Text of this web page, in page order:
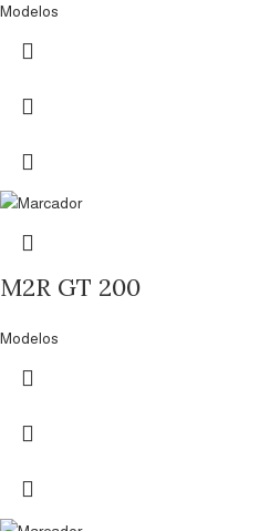
Modelos
M2R GT 200
Modelos